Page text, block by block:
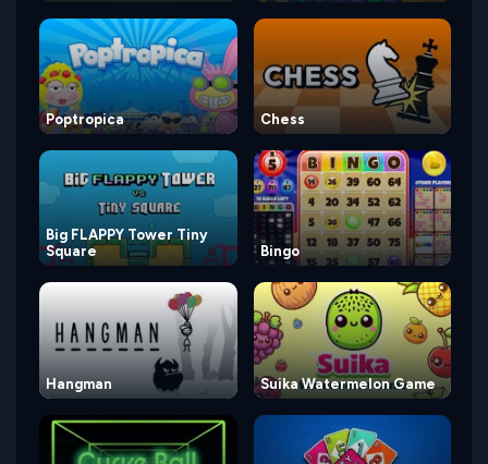
Poptropica Chess
Big FLAPPY Tower Tiny
Square
Bingo
Hangman Suika Watermelon Game